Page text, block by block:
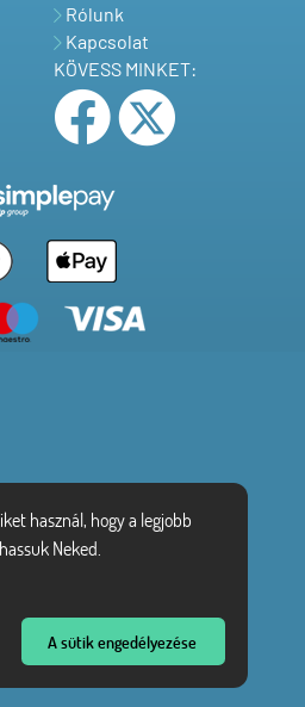
használ, hogy a legjobb
Neked.
A sütik engedélyezése
Rólunk
Kapcsolat
KÖVESS MINKET: